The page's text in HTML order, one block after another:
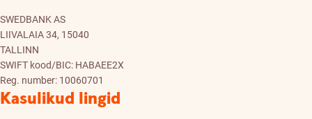
SWEDBANK AS
LIIVALAIA 34, 15040
TALLINN
SWIFT kood/BIC: HABAEE2X
Reg. number: 10060701
Kasulikud lingid